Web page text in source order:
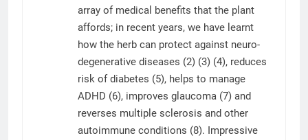
array of medical benefits that the plant
affords; in recent years, we have learnt
how the herb can protect against neuro-
degenerative diseases (2) (3) (4), reduces
risk of diabetes (5), helps to manage
ADHD (6), improves glaucoma (7) and
reverses multiple sclerosis and other
autoimmune conditions (8). Impressive